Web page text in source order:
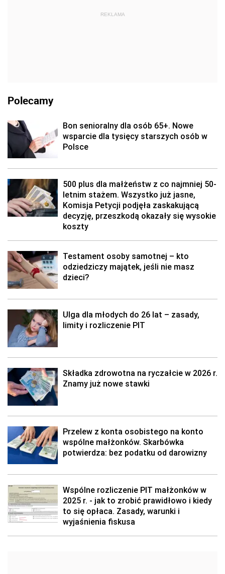
REKLAMA
Polecamy
Bon senioralny dla osób 65+. Nowe
wsparcie dla tysięcy starszych osób w
Polsce
500 plus dla małżeństw z co najmniej 50-
letnim stażem. Wszystko już jasne,
Komisja Petycji podjęła zaskakującą
decyzję, przeszkodą okazały się wysokie
koszty
Testament osoby samotnej – kto
odziedziczy majątek, jeśli nie masz
dzieci?
Ulga dla młodych do 26 lat – zasady,
limity i rozliczenie PIT
Składka zdrowotna na ryczałcie w 2026 r.
Znamy już nowe stawki
Przelew z konta osobistego na konto
wspólne małżonków. Skarbówka
potwierdza: bez podatku od darowizny
Wspólne rozliczenie PIT małżonków w
2025 r. - jak to zrobić prawidłowo i kiedy
to się opłaca. Zasady, warunki i
wyjaśnienia fiskusa